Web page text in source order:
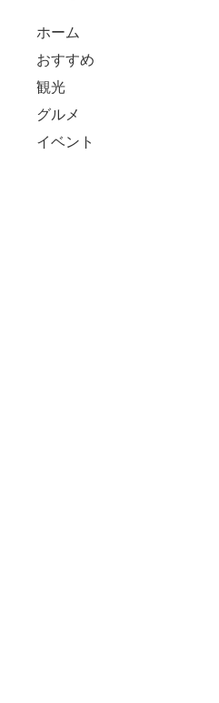
ホーム
おすすめ
観光
グルメ
イベント